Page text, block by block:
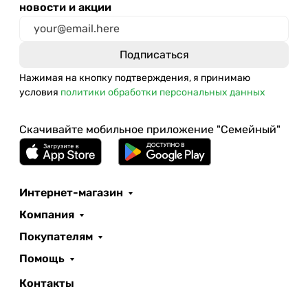
новости и акции
Нажимая на кнопку подтверждения, я принимаю
условия политики обработки персональных данных
Скачивайте мобильное приложение "Семейный"
Интернет-магазин
Компания
Покупателям
Помощь
Контакты